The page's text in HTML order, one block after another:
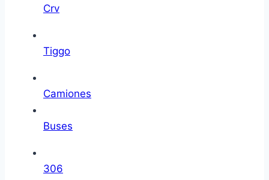
Crv
Tiggo
Camiones
Buses
306